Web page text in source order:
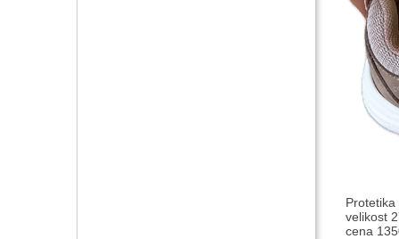
velikost
cena